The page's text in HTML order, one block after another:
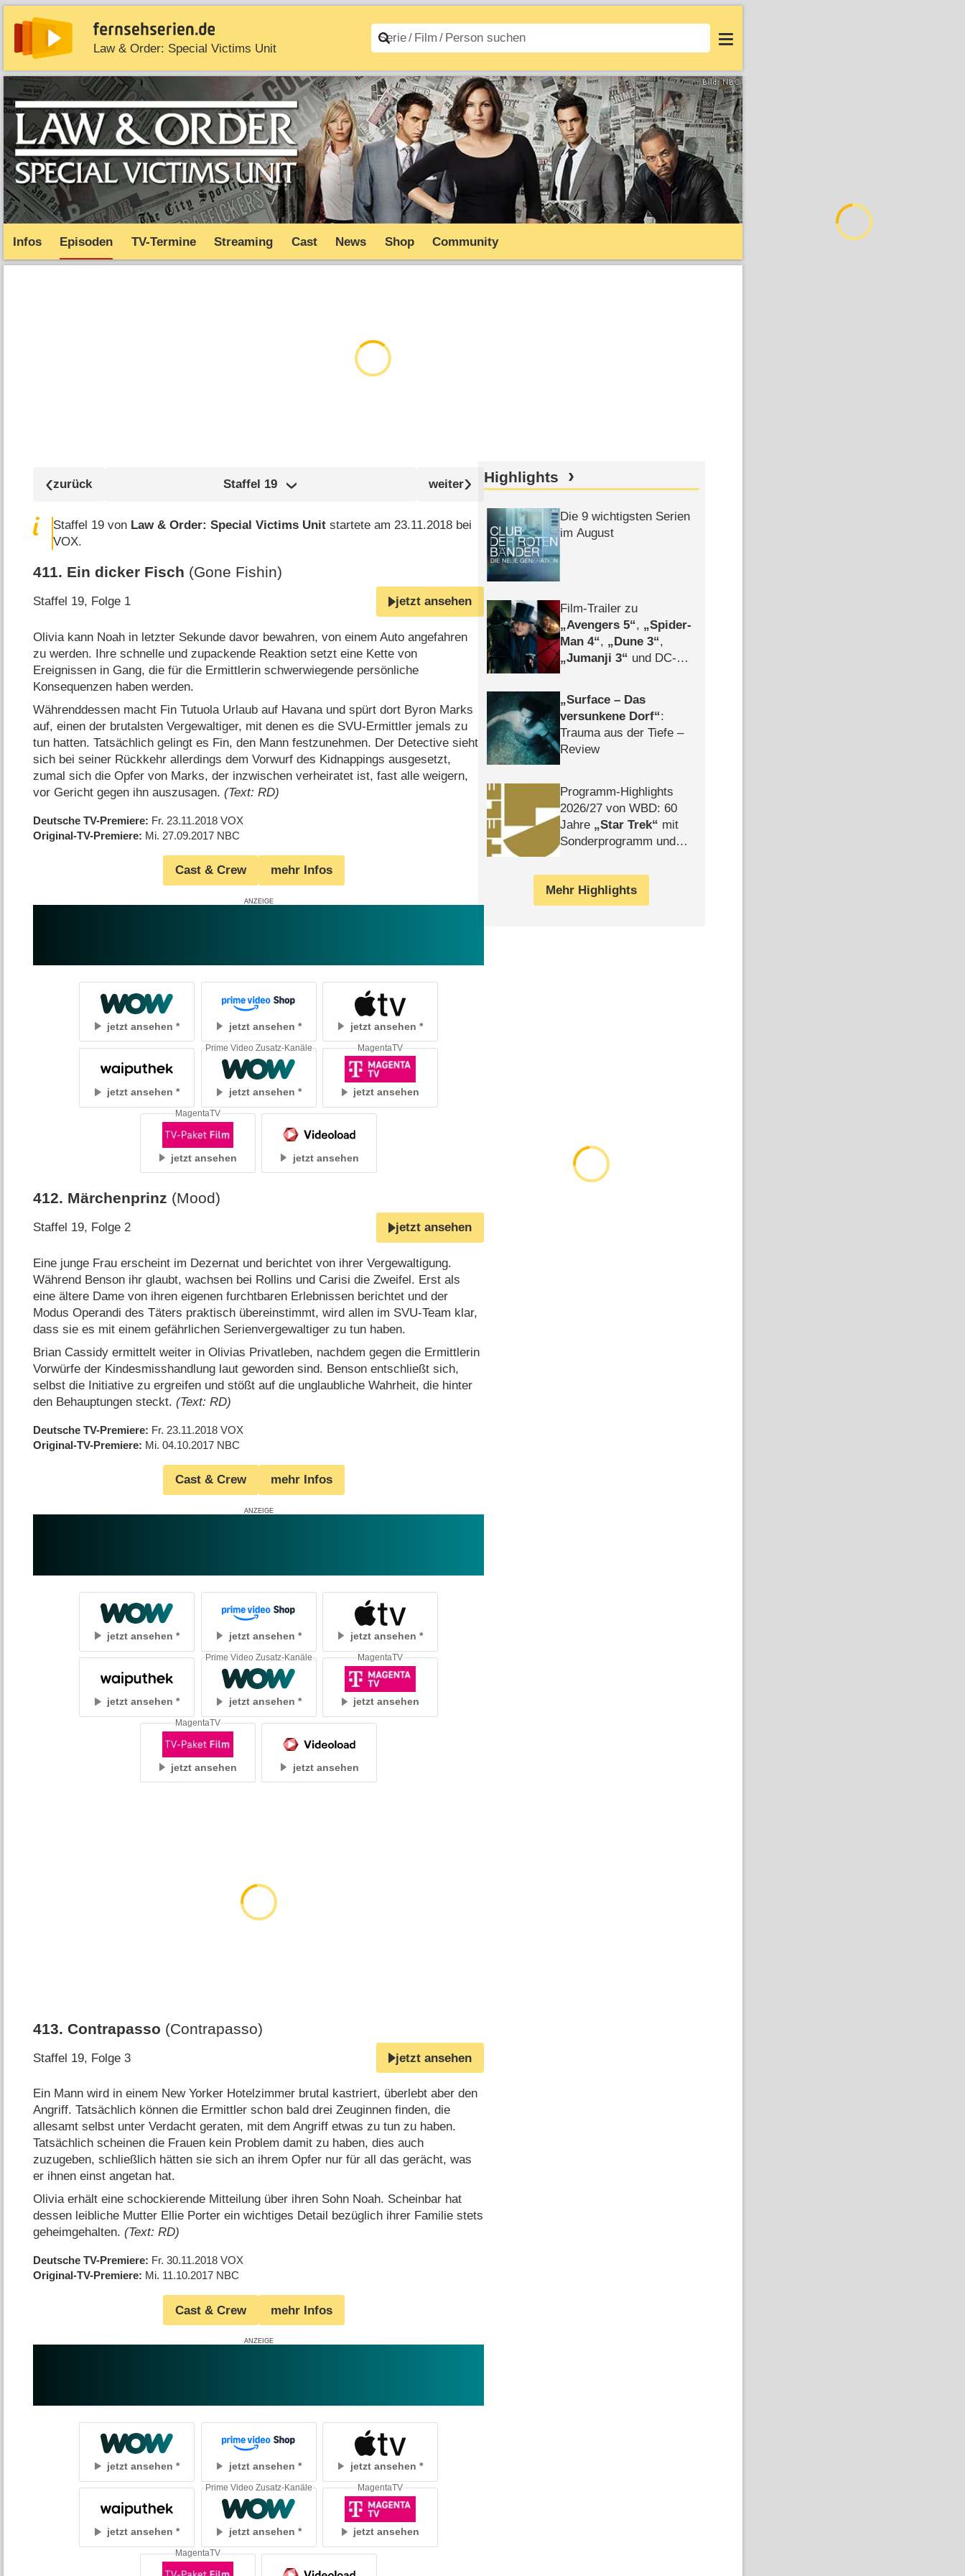
Law & Order: Special Victims Unit
News Entdecken Streaming TV-Starts Filme A–Z Login
Infos Episoden TV-Termine Streaming Cast News Shop Community
Staffel 19
Staffel 19 von Law & Order: Special Victims Unitstartete am 23.11.2018 bei
VOX.
411. Ein dicker Fisch (Gone Fishin)
Staffel 19, Folge 1 jetzt ansehen
Olivia kann Noah in letzter Sekunde davor bewahren, von einem Auto angefahren
zu werden. Ihre schnelle und zupackende Reaktion setzt eine Kette von
Ereignissen in Gang, die für die Ermittlerin schwerwiegende persönliche
Konsequenzen haben werden.
Währenddessen macht Fin Tutuola Urlaub auf Havana und spürt dort Byron Marks
auf, einen der brutalsten Vergewaltiger, mit denen es die SVU-Ermittler jemals zu
tun hatten. Tatsächlich gelingt es Fin, den Mann festzunehmen. Der Detective sieht
sich bei seiner Rückkehr allerdings dem Vorwurf des Kidnappings ausgesetzt,
zumal sich die Opfer von Marks, der inzwischen verheiratet ist, fast alle weigern,
vor Gericht gegen ihn auszusagen.(Text: RD)
Deutsche TV-Premiere Fr. 23.11.2018 VOX
Original-TV-Premiere Mi. 27.09.2017 NBC
Cast & Crew mehr Infos
jetzt ansehen jetzt ansehen jetzt ansehen
jetzt ansehen jetzt ansehen
Prime Video Zusatz-Kanäle
jetzt ansehen
MagentaTV
jetzt ansehen
MagentaTV
jetzt ansehen
412. Märchenprinz (Mood)
Staffel 19, Folge 2 jetzt ansehen
Eine junge Frau erscheint im Dezernat und berichtet von ihrer Vergewaltigung.
Während Benson ihr glaubt, wachsen bei Rollins und Carisi die Zweifel. Erst als
eine ältere Dame von ihren eigenen furchtbaren Erlebnissen berichtet und der
Modus Operandi des Täters praktisch übereinstimmt, wird allen im SVU-Team klar,
dass sie es mit einem gefährlichen Serienvergewaltiger zu tun haben.
Brian Cassidy ermittelt weiter in Olivias Privatleben, nachdem gegen die Ermittlerin
Vorwürfe der Kindesmisshandlung laut geworden sind. Benson entschließt sich,
selbst die Initiative zu ergreifen und stößt auf die unglaubliche Wahrheit, die hinter
den Behauptungen steckt.(Text: RD)
Deutsche TV-Premiere Fr. 23.11.2018 VOX
Original-TV-Premiere Mi. 04.10.2017 NBC
Cast & Crew mehr Infos
jetzt ansehen jetzt ansehen jetzt ansehen
jetzt ansehen jetzt ansehen
Prime Video Zusatz-Kanäle
jetzt ansehen
MagentaTV
jetzt ansehen
MagentaTV
jetzt ansehen
413. Contrapasso (Contrapasso)
Staffel 19, Folge 3 jetzt ansehen
Ein Mann wird in einem New Yorker Hotelzimmer brutal kastriert, überlebt aber den
Angriff. Tatsächlich können die Ermittler schon bald drei Zeuginnen finden, die
allesamt selbst unter Verdacht geraten, mit dem Angriff etwas zu tun zu haben.
Tatsächlich scheinen die Frauen kein Problem damit zu haben, dies auch
zuzugeben, schließlich hätten sie sich an ihrem Opfer nur für all das gerächt, was
er ihnen einst angetan hat.
Olivia erhält eine schockierende Mitteilung über ihren Sohn Noah. Scheinbar hat
dessen leibliche Mutter Ellie Porter ein wichtiges Detail bezüglich ihrer Familie stets
geheimgehalten.(Text: RD)
Deutsche TV-Premiere Fr. 30.11.2018 VOX
Original-TV-Premiere Mi. 11.10.2017 NBC
Cast & Crew mehr Infos
jetzt ansehen jetzt ansehen jetzt ansehen
jetzt ansehen jetzt ansehen
Prime Video Zusatz-Kanäle
jetzt ansehen
MagentaTV
MagentaTV
Highlights
Die 9 wichtigsten Serien
im August
Film-Trailer zu
Avengers 5 ,
Spider-
Man 4 , Dune 3 ,
Jumanji 3
und DC-
Surface – Das
versunkene Dorf :
Trauma aus der Tiefe –
Review
Programm-Highlights
2026/​27 von WBD: 60
Jahre
Star Trek
mit
Sonderprogramm und
Mehr Highlights